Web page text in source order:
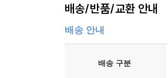
177 이 땅 내게 오신 그 이름
182 연말에 드리는 고백
배송/반품/교환 안내
배송 안내
배송 구분